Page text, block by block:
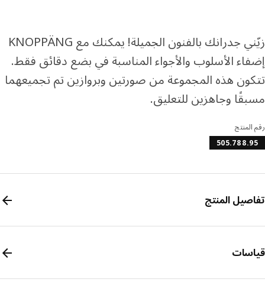
زيّني جدرانك بالفنون الجميلة! يمكنك مع KNOPPÄNG
الأسلوب والأجواء المناسبة في بضع دقائق فقط.
هذه المجموعة من صورتين وبروازين تم تجميعهما
وجاهزين للتعليق.
المنتج